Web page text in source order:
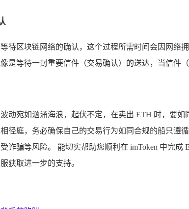
待区块链网络的确认，这个过程所需时间会因网络
是等待一封重要信件（交易确认）的送达，当信件
动宛如汹涌海浪，起伏不定，在卖出 ETH 时，要
径庭，务必确保自己的交易行为如同合规的船只遵
诈骗等风险。 能切实帮助您顺利在 imToken 中完
获取进一步的支持。